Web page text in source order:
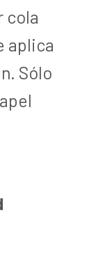
cola
aplica
Sólo